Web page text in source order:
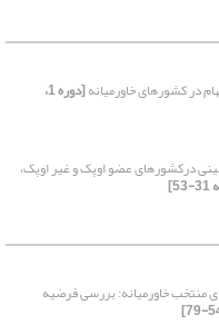
در کشورهای خاورمیانه [دوره 1،
درکشورهای عضو اوپک و غیر اوپک،
منتخب خاورمیانه: بررسی فرضیه